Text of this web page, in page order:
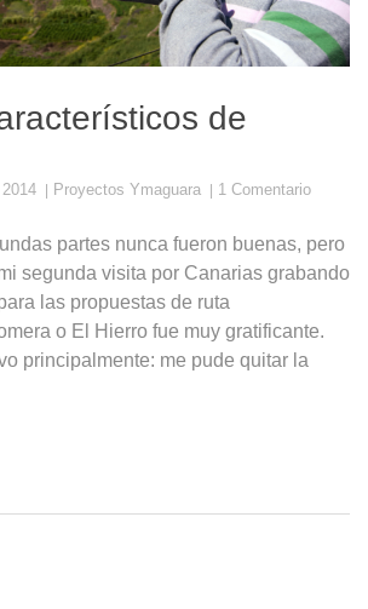
de
Proyectos Ymaguara 1 Comentario
partes nunca fueron buenas, pero
segunda visita por Canarias grabando
las propuestas de ruta
o El Hierro fue muy gratificante.
principalmente: me pude quitar la